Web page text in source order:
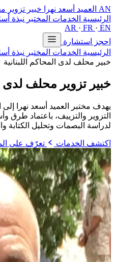
AN العميد أسعد نهرا خبير تزوير
الرئيسية الخدمات المختبر نبذة
AR · FR · EN
احجز استشارة
الرئيسية الخدمات المختبر نبذة
خبير محلف لدى المحاكم اللبنانية
خبير تزوير محلف لدى
يهدف مختبر العميد أسعد نهرا
التزوير والتزييف، باعتماد طرق
لدراسة البصمات وتحليل الكتابة
اكتشف الخدمات تعرّف على